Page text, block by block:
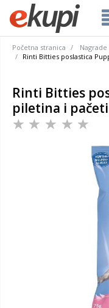
Početna stranica
Nagrade
Rinti Bitties poslastica
Rinti Bitties
piletina i